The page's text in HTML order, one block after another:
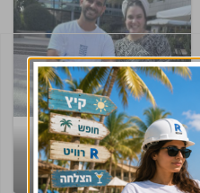
שמחים לפגוש
אותכם!